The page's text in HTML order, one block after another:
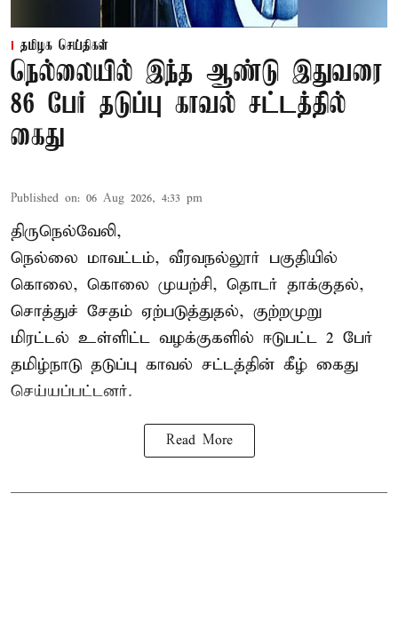
தமிழக செய்திகள்
நெல்லையில் இந்த ஆண்டு இதுவரை
86 பேர் தடுப்பு காவல் சட்டத்தில்
கைது
Published on: 06 Aug 2026, 4:33 pm
திருநெல்வேலி,
நெல்லை மாவட்டம், வீரவநல்லூர் பகுதியில்
கொலை, கொலை முயற்சி, தொடர் தாக்குதல்,
சொத்துச் சேதம் ஏற்படுத்துதல், குற்றமுறு
மிரட்டல் உள்ளிட்ட வழக்குகளில் ஈடுபட்ட 2 பேர்
தமிழ்நாடு தடுப்பு காவல் சட்டத்தின் கீழ் கைது
செய்யப்பட்டனர்.
Read More